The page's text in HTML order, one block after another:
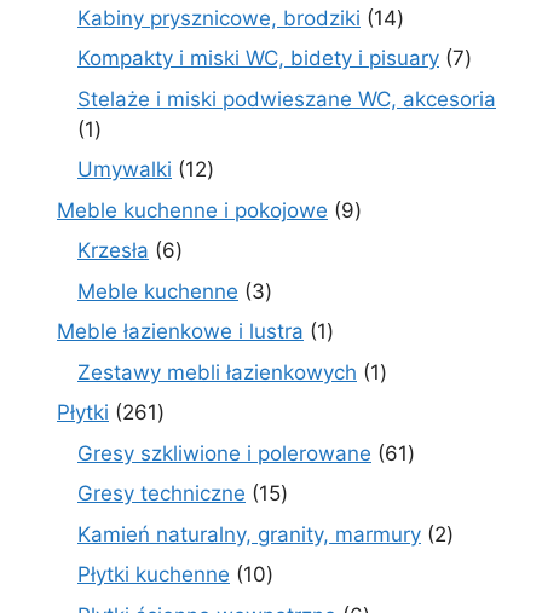
produkty
Kabiny prysznicowe, brodziki 1414
produktów
Kompakty i miski WC, bidety i pisuary 77
Stelaże i miski podwieszane WC, akcesoria
11
produkt
Umywalki 1212
produktów
Meble kuchenne i pokojowe 99
Krzesła 66
produktów
Meble kuchenne 33
produkty
Meble łazienkowe i lustra 11
produkt
Zestawy mebli łazienkowych 11
Płytki 261261
produktów
Gresy szkliwione i polerowane 6161
Gresy techniczne 1515
produktów
Kamień naturalny, granity, marmury 22
Płytki kuchenne 1010
produktów